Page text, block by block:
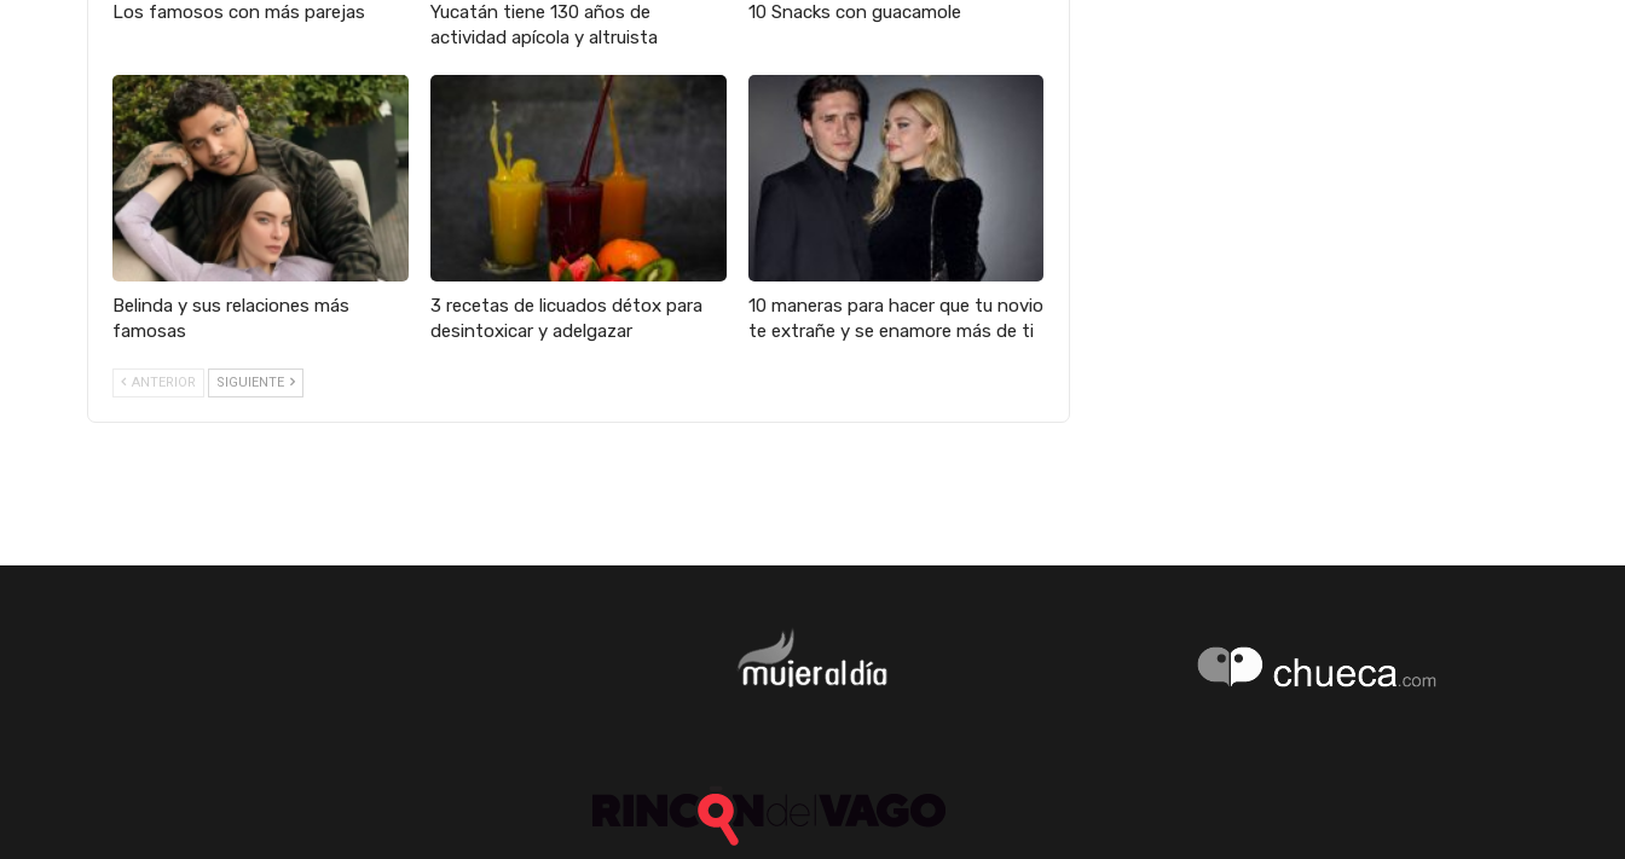
Los famosos con más parejas
Yucatán tiene 130 años de
actividad apícola y altruista
10 Snacks con guacamole
Belinda y sus relaciones más
famosas
3 recetas de licuados détox para
desintoxicar y adelgazar
10 maneras para hacer que tu novio
te extrañe y se enamore más de ti
ANTERIOR SIGUIENTE